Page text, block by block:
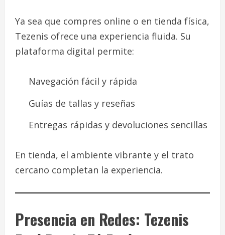
Ya sea que compres online o en tienda física,
Tezenis ofrece una experiencia fluida. Su
plataforma digital permite:
Navegación fácil y rápida
Guías de tallas y reseñas
Entregas rápidas y devoluciones sencillas
En tienda, el ambiente vibrante y el trato
cercano completan la experiencia.
Presencia en Redes: Tezenis